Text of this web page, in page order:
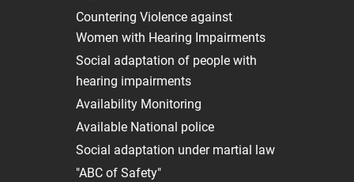
Сountering Violence against
Women with Hearing Impairments
Social adaptation of people with
hearing impairments
Availability Monitoring
Available National police
Social adaptation under martial law
"ABC of Safety"